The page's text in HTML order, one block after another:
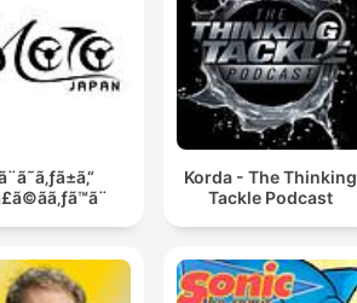
Korda - The Thinking
Tackle Podcast